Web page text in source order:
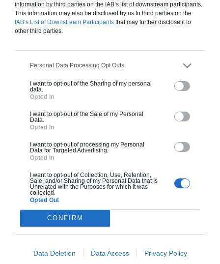
information by third parties on the IAB’s list of downstream participants.
This information may also be disclosed by us to third parties on the
IAB’s List of Downstream Participants that may further disclose it to
other third parties.
Personal Data Processing Opt Outs
I want to opt-out of the Sharing of my personal
data.
Opted In
I want to opt-out of the Sale of my Personal
Data.
Opted In
I want to opt-out of processing my Personal
Data for Targeted Advertising.
Opted In
I want to opt-out of Collection, Use, Retention,
Sale, and/or Sharing of my Personal Data that Is
Unrelated with the Purposes for which it was
collected.
Opted Out
CONFIRM
Data Deletion Data Access Privacy Policy
standards. Construction en ossature bois isolé.
Finitions haut de gamme. Le prix "clé en main"
inclut le gros oeuvre et le second oeuvre (cuisine,
peinture, sols...), mais exclut piscine, jardin et
clôture.
328 000€ TTC
Je la veux !
Construction BBC
Chiffrage estimatif pour : Fondations et normes
standards. Construction en bloc coffrant isolant